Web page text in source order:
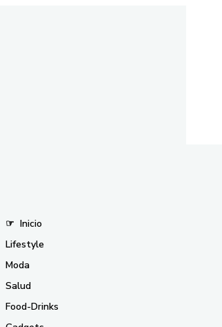
☞ Inicio
Lifestyle
Moda
Salud
Food-Drinks